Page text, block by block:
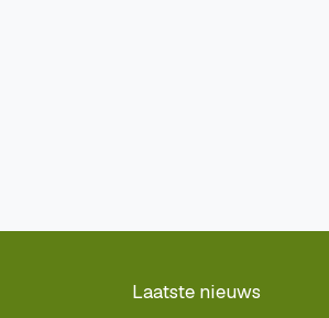
Laatste nieuws